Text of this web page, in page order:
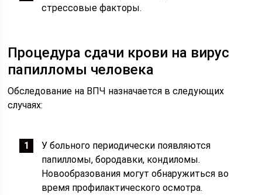
стрессовые факторы.
Процедура сдачи крови на вирус
папилломы человека
Обследование на ВПЧ назначается в следующих
случаях:
У больного периодически появляются
папилломы, бородавки, кондиломы.
Новообразования могут обнаружиться во
время профилактического осмотра.